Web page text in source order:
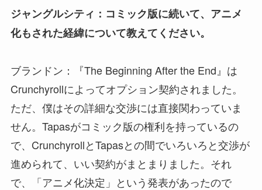
ジャングルシティ：コミック版に続いて、アニメ
化もされた経緯について教えてください。
ブランドン：『The Beginning After the End』は
Crunchyrollによってオプション契約されました。
ただ、僕はその詳細な交渉には直接関わっていま
せん。Tapasがコミック版の権利を持っているの
で、CrunchyrollとTapasとの間でいろいろと交渉が
進められて、いい契約がまとまりました。それ
で、「アニメ化決定」という発表があったので